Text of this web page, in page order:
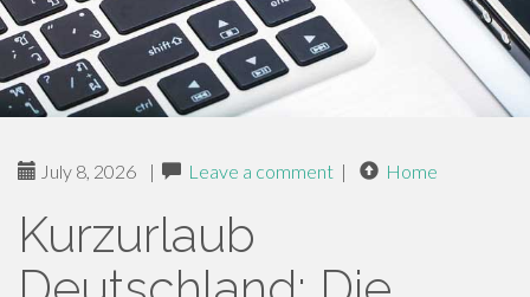
July 8, 2026 | Leave a comment | Home
Kurzurlaub